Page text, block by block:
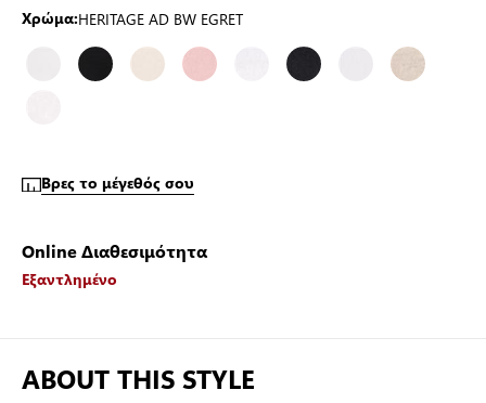
Χρώμα:HERITAGE AD BW EGRET
Βρες το μέγεθός σου
Online Διαθεσιμότητα
Εξαντλημένο
ABOUT THIS STYLE